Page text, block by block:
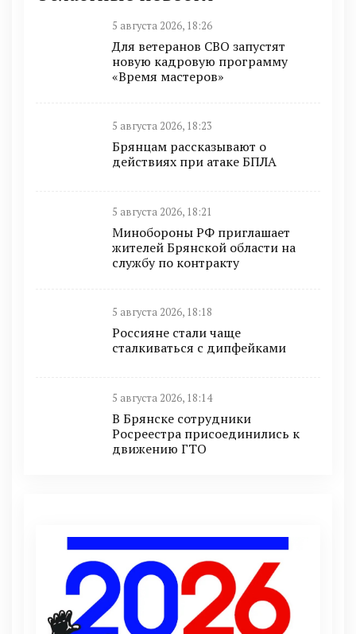
5 августа 2026, 18:26
Для ветеранов СВО запустят
новую кадровую программу
«Время мастеров»
5 августа 2026, 18:23
Брянцам рассказывают о
действиях при атаке БПЛА
5 августа 2026, 18:21
Минобoроны РФ приглaшaет
житeлeй Брянской области на
службу по контракту
5 августа 2026, 18:18
Россияне стали чаще
сталкиваться с дипфейками
5 августа 2026, 18:14
В Брянске сотрудники
Росреестра присоединились к
движению ГТО